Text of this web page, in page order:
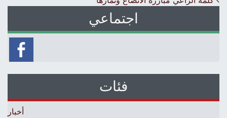
اجتماعي
فئات
أخبار